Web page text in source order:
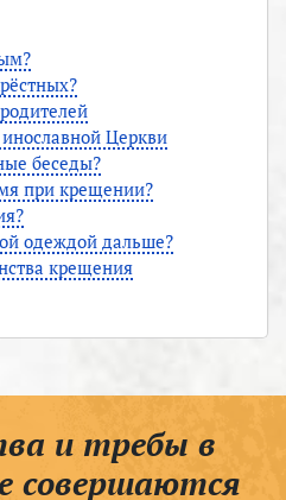
Церкви
беседы?
при крещении?
одеждой дальше?
крещения
и требы в
совершаются